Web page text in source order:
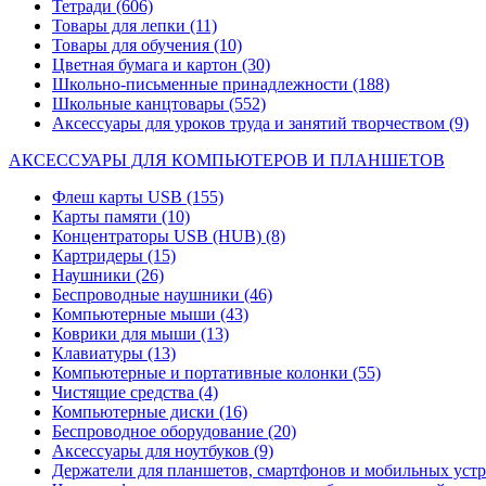
Тетради (606)
Товары для лепки (11)
Товары для обучения (10)
Цветная бумага и картон (30)
Школьно-письменные принадлежности (188)
Школьные канцтовары (552)
Аксессуары для уроков труда и занятий творчеством (9)
АКСЕССУАРЫ ДЛЯ КОМПЬЮТЕРОВ И ПЛАНШЕТОВ
Флеш карты USB (155)
Карты памяти (10)
Концентраторы USB (HUB) (8)
Картридеры (15)
Наушники (26)
Беспроводные наушники (46)
Компьютерные мыши (43)
Коврики для мыши (13)
Клавиатуры (13)
Компьютерные и портативные колонки (55)
Чистящие средства (4)
Компьютерные диски (16)
Беспроводное оборудование (20)
Аксессуары для ноутбуков (9)
Держатели для планшетов, смартфонов и мобильных